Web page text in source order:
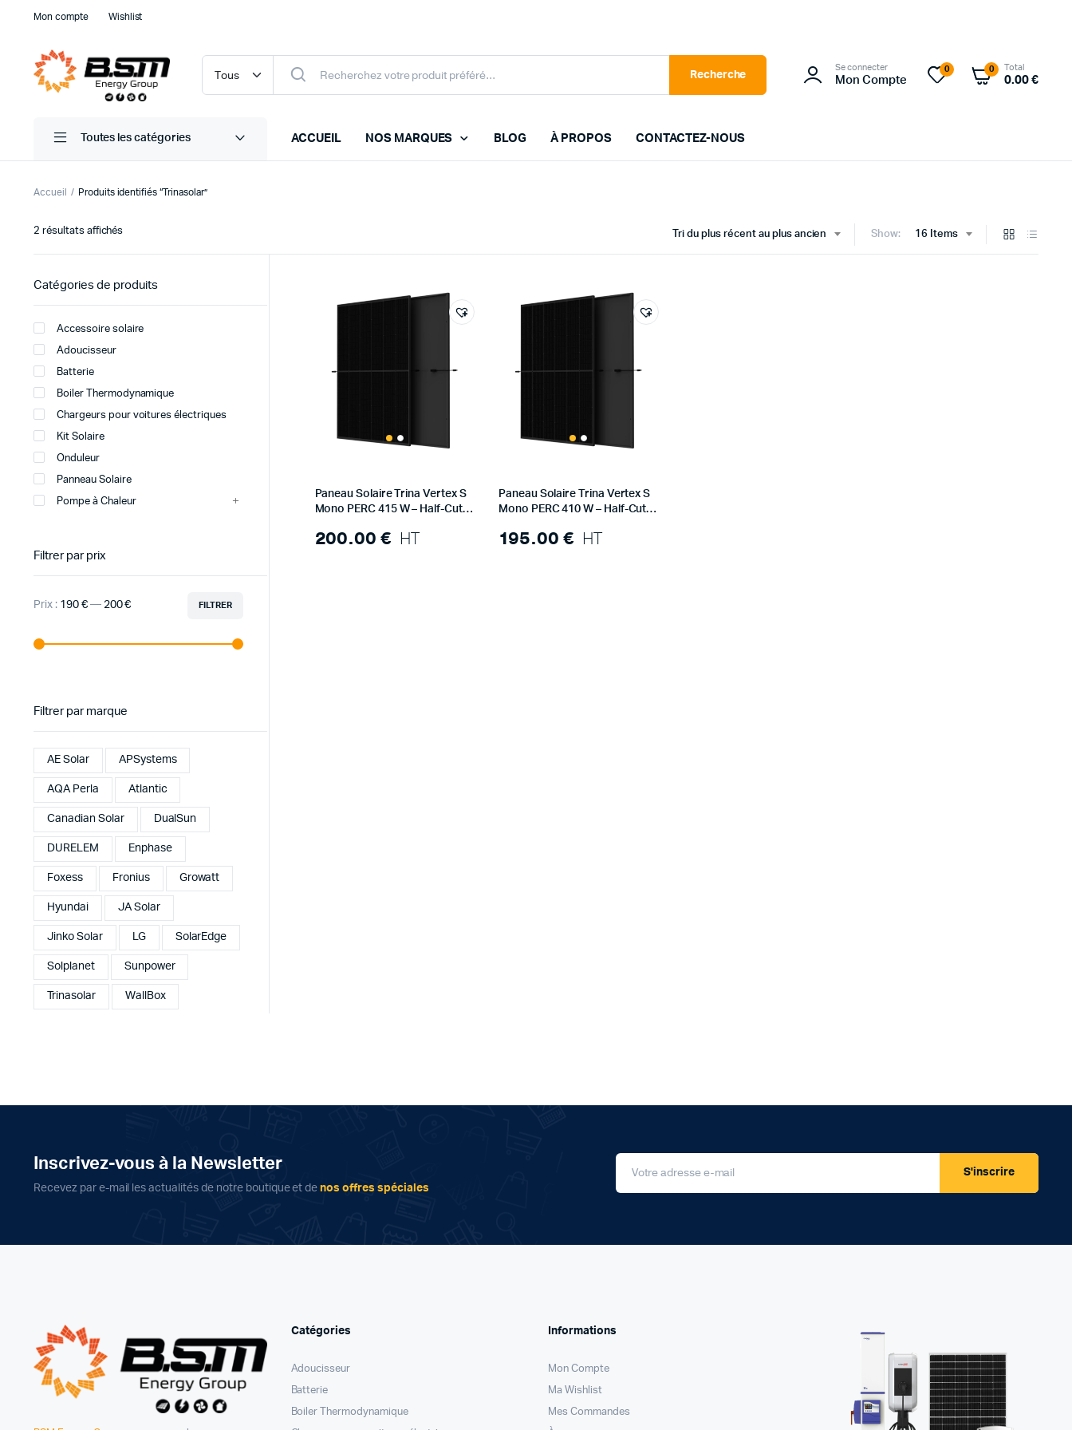
Mon compte Wishlist
Recherche
Se connecter
Mon Compte
0 0 Total
0.00€
Toutes les catégories ACCUEIL NOS MARQUES
APSYSTEMS
ATLANTIC
DURELEM
SOLAREDGE
BLOG À PROPOS CONTACTEZ-NOUS
Accueil Produits identifiés “Trinasolar”
Tri du plus récent au plus ancien Show: 16 Items
2 résultats affichésTrié
au
plus
Paneau Solaire Trina Vertex S
Mono PERC 415 W – Half-Cut
200.00€ HT
Paneau Solaire Trina Vertex S
Mono PERC 410 W – Half-Cut
195.00 € HT
Catégories de produits
Accessoire solaire
Adoucisseur
Batterie
Boiler Thermodynamique
Chargeurs pour voitures électriques
Kit Solaire
Onduleur
Panneau Solaire
Pompe à Chaleur
Filtrer par prix
FILTRER
Prix : 190 €— 200 €
Filtrer par marque
AE Solar APSystems
AQA Perla Atlantic
Canadian Solar DualSun
DURELEM Enphase
Foxess Fronius Growatt
Hyundai JA Solar
Jinko Solar LG SolarEdge
Solplanet Sunpower
Trinasolar WallBox
Inscrivez-vous à la Newsletter
Recevez par e-mail les actualités de notre boutique et denos offres spéciales
S'inscrire
Catégories
Adoucisseur
Batterie
Boiler Thermodynamique
Informations
Mon Compte
Ma Wishlist
Mes Commandes